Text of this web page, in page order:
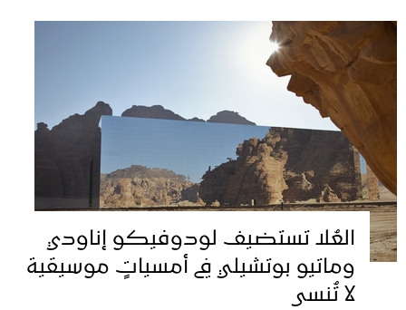
العُلا تستضيف لودوفيكو إناودي
وماتيو بوتشيلي في أمسياتٍ موسيقية
لا تُنسى